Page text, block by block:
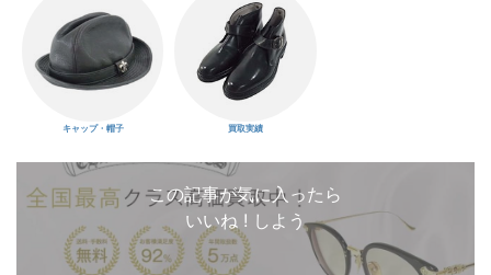
キャップ・帽子 買取実績
この記事が気に入ったら
いいね ! しよう